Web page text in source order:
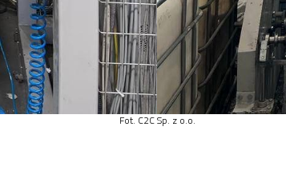
Fot. C2C Sp. z o.o.